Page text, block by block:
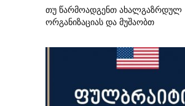
თუ წარმოადგენთ ახალგაზრდულ
ორგანიზაციას და მუშაობთ